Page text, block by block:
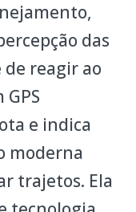
das
reagir ao
e indica
moderna
trajetos. Ela